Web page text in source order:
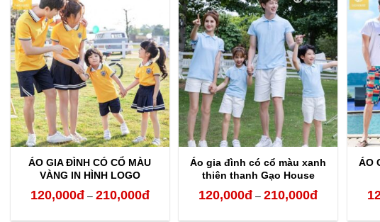
120,000đ
đến
210,000đ
120,000đ
đến
210,000đ
ÁO GIA ĐÌNH CÓ CỔ MÀU
VÀNG IN HÌNH LOGO
120,000đ – 210,000đKhoảng
Áo gia đình có cổ màu xanh
thiên thanh Gạo House
AGD0306
120,000đ – 210,000đKhoảng
ÁO